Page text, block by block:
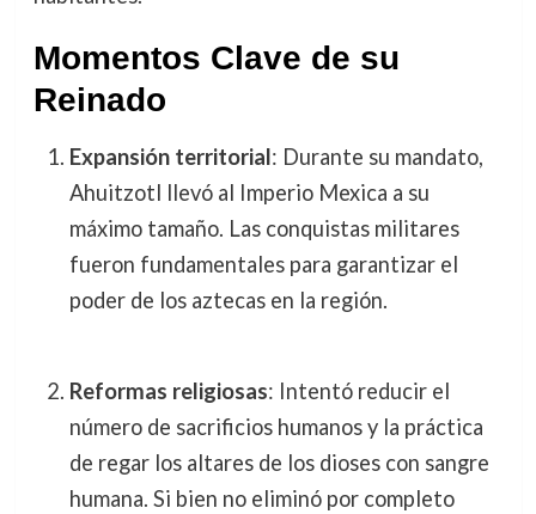
Momentos Clave de su
Reinado
Expansión territorial: Durante su mandato,
Ahuitzotl llevó al Imperio Mexica a su
máximo tamaño. Las conquistas militares
fueron fundamentales para garantizar el
poder de los aztecas en la región.
Reformas religiosas: Intentó reducir el
número de sacrificios humanos y la práctica
de regar los altares de los dioses con sangre
humana. Si bien no eliminó por completo